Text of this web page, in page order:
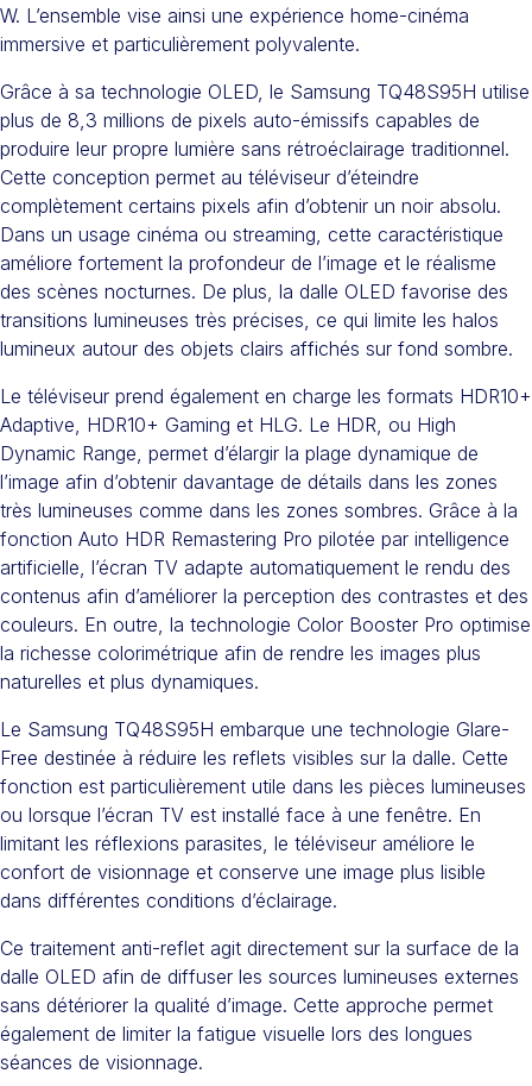
W. L’ensemble vise ainsi une expérience home-cinéma
immersive et particulièrement polyvalente.
Grâce à sa technologie OLED, le Samsung TQ48S95H utilise
plus de 8,3 millions de pixels auto-émissifs capables de
produire leur propre lumière sans rétroéclairage traditionnel.
Cette conception permet au téléviseur d’éteindre
complètement certains pixels afin d’obtenir un noir absolu.
Dans un usage cinéma ou streaming, cette caractéristique
améliore fortement la profondeur de l’image et le réalisme
des scènes nocturnes. De plus, la dalle OLED favorise des
transitions lumineuses très précises, ce qui limite les halos
lumineux autour des objets clairs affichés sur fond sombre.
Le téléviseur prend également en charge les formats HDR10+
Adaptive, HDR10+ Gaming et HLG. Le HDR, ou High
Dynamic Range, permet d’élargir la plage dynamique de
l’image afin d’obtenir davantage de détails dans les zones
très lumineuses comme dans les zones sombres. Grâce à la
fonction Auto HDR Remastering Pro pilotée par intelligence
artificielle, l’écran TV adapte automatiquement le rendu des
contenus afin d’améliorer la perception des contrastes et des
couleurs. En outre, la technologie Color Booster Pro optimise
la richesse colorimétrique afin de rendre les images plus
naturelles et plus dynamiques.
Le Samsung TQ48S95H embarque une technologie Glare-
Free destinée à réduire les reflets visibles sur la dalle. Cette
fonction est particulièrement utile dans les pièces lumineuses
ou lorsque l’écran TV est installé face à une fenêtre. En
limitant les réflexions parasites, le téléviseur améliore le
confort de visionnage et conserve une image plus lisible
dans différentes conditions d’éclairage.
Ce traitement anti-reflet agit directement sur la surface de la
dalle OLED afin de diffuser les sources lumineuses externes
sans détériorer la qualité d’image. Cette approche permet
également de limiter la fatigue visuelle lors des longues
séances de visionnage.